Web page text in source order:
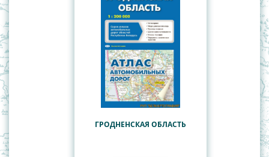
ГРОДНЕНСКАЯ ОБЛАСТЬ